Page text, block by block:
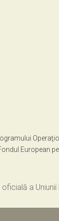
European
a Uniunii